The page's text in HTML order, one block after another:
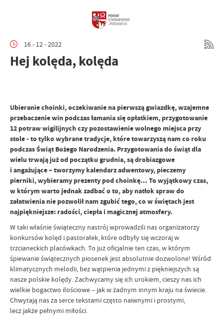
16 - 12 - 2022
Hej kolęda, kolęda
Ubieranie choinki, oczekiwanie na pierwszą gwiazdkę, wzajemne
przebaczenie win podczas łamania się opłatkiem, przygotowanie
12 potraw wigilijnych czy pozostawienie wolnego miejsca przy
stole - to tylko wybrane tradycje, które towarzyszą nam co roku
podczas Świąt Bożego Narodzenia. Przygotowania do świąt dla
wielu trwają już od początku grudnia, są drobiazgowe
i angażujące – tworzymy kalendarz adwentowy, pieczemy
pierniki, wybieramy prezenty pod choinkę… To wyjątkowy czas,
w którym warto jednak zadbać o to, aby natłok spraw do
załatwienia nie pozwolił nam zgubić tego, co w świętach jest
najpiękniejsze: radości, ciepła i magicznej atmosfery.
W taki właśnie świąteczny nastrój wprowadzili nas organizatorzy
konkursów kolęd i pastorałek, które odbyły się wczoraj w
trzcianeckich placówkach. To już oficjalnie ten czas, w którym
śpiewanie świątecznych piosenek jest absolutnie dozwolone! Wśród
klimatycznych melodii, bez wątpienia jednymi z piękniejszych są
nasze polskie kolędy. Zachwycamy się ich urokiem, cieszy nas ich
wielkie bogactwo ilościowe – jak w żadnym innym kraju na świecie.
Chwytają nas za serce tekstami często naiwnymi i prostymi,
lecz jakże pełnymi miłości.